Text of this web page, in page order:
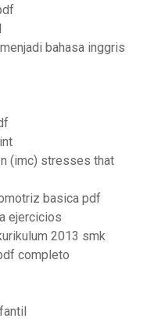
bahasa inggris
(imc) stresses that
basica pdf
ejercicios
2013 smk
completo